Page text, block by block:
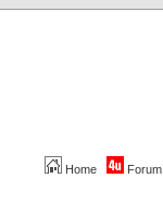
Home Forum